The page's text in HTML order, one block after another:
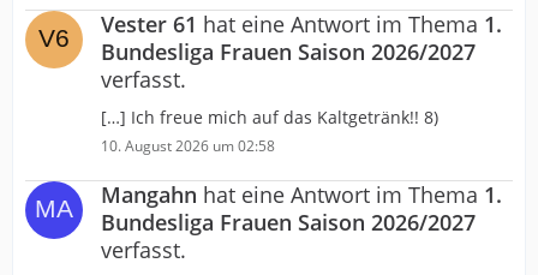
Vester 61 hat eine Antwort im Thema 1.
Bundesliga Frauen Saison 2026/2027
verfasst.
[…] Ich freue mich auf das Kaltgetränk!! 8)
10. August 2026 um 02:58
Mangahn hat eine Antwort im Thema 1.
Bundesliga Frauen Saison 2026/2027
verfasst.